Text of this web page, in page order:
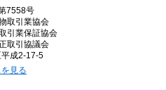
7558号
取引業協会
引業保証協会
取引協議会
成2-17-5
見る